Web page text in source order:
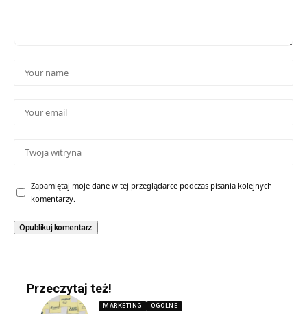
Zapamiętaj moje dane w tej przeglądarce podczas pisania kolejnych
komentarzy.
Przeczytaj też!
MARKETING OGOLNE